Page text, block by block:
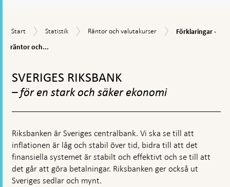
Start
Start Statistik
Statistik
Räntor
Räntor och valutakurser
Förklaringar
Förklaringar -
räntor och...
toppnavigation
SVERIGES RIKSBANK
– för en stark och säker ekonomi
Riksbanken är Sveriges centralbank. Vi ska se till att
inflationen är låg och stabil över tid, bidra till att det
finansiella systemet är stabilt och effektivt och se till att
det går att göra betalningar. Riksbanken ger också ut
Sveriges sedlar och mynt.